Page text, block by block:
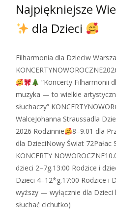
Najpiękniejsze
dla Dzieci
Filharmonia dla Dzieciw
“Koncerty Filharmonii
muzyka — to wielkie
słuchaczy”
WalceJohanna Straussadla
2026 Rodzinnie
8–9.01 dla
dla DzieciNowy Świat 72Pałac
KONCERTY
dzieci 2–7g.13:00 Rodzice i
Dzieci 4–12*g.17:00 Rodzice i
wyższy — wyłącznie dla
słuchać cichutko)